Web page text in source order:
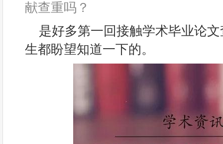
献查重吗？
是好多第一回接触学术毕业论
生都盼望知道一下的。